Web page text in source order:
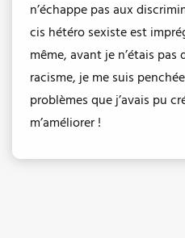
n’échappe pas aux
cis hétéro sexiste est
même, avant je n’étais
racisme, je me suis
problèmes que j’avais pu
m’améliorer !